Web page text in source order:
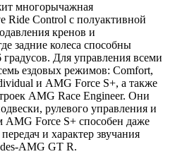
многорычажная
Ride Control с полуактивной
кренов и
задние колеса способны
градусов. Для управления всеми
ездовых режимов: Comfort,
и AMG Force S+, а также
AMG Race Engineer. Они
рулевого управления и
AMG Force S+ способен даже
и характер звучания
AMG GT R.